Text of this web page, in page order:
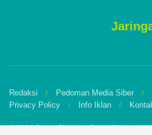
Redaksi Pedoman Media Siber
Privacy Policy
Info Iklan
© 2024Suara Cirebon- Berita Cirebon